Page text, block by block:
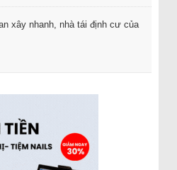
xây nhanh, nhà tái định cư của